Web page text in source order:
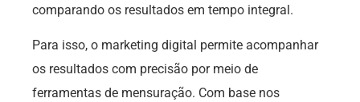
comparando os resultados em tempo integral.
Para isso, o marketing digital permite acompanhar
os resultados com precisão por meio de
ferramentas de mensuração. Com base nos